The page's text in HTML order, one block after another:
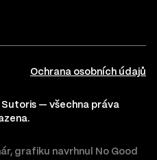
Ochrana osobních údajů
— všechna práva
, grafiku navrhnul
No Good